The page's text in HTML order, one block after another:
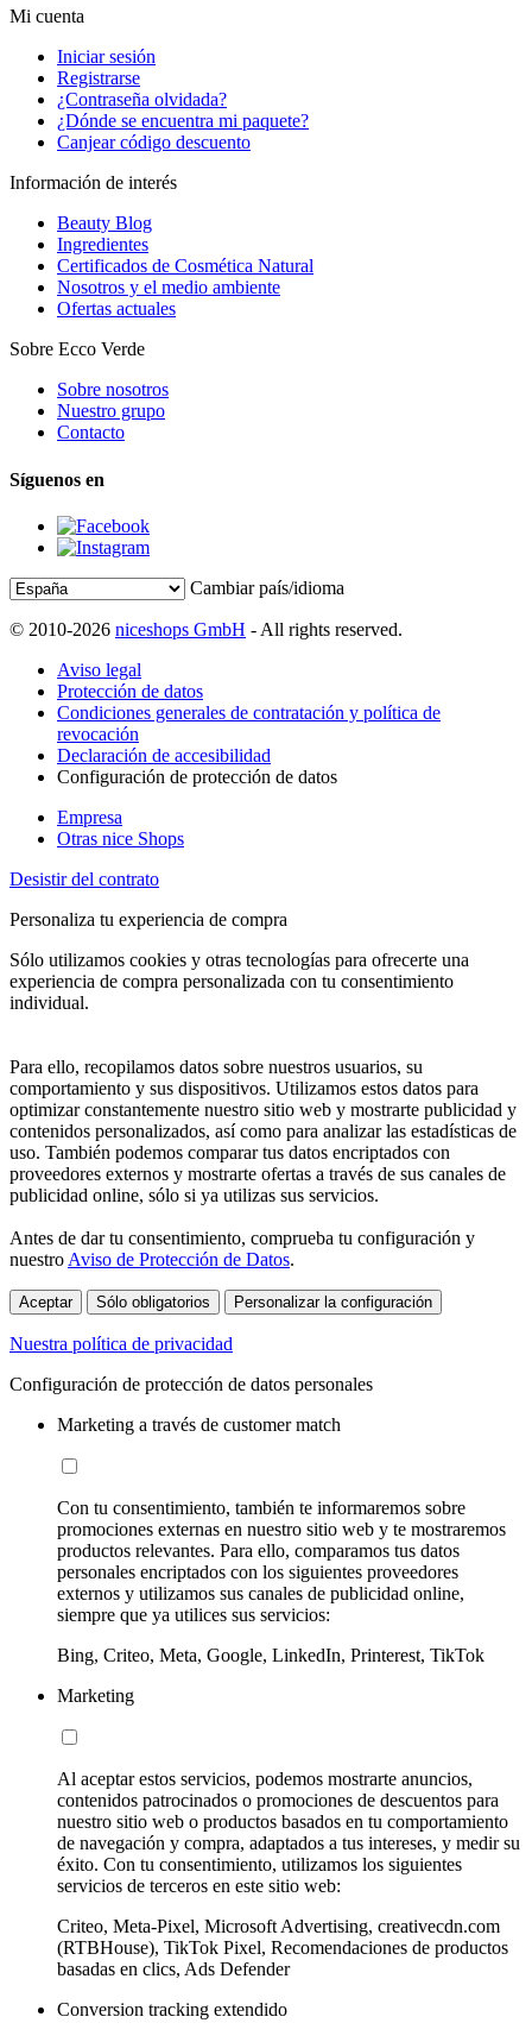
Mi cuenta
Iniciar sesión
Registrarse
¿Contraseña olvidada?
¿Dónde se encuentra mi paquete?
Canjear código descuento
Información de interés
Beauty Blog
Ingredientes
Certificados de Cosmética Natural
Nosotros y el medio ambiente
Ofertas actuales
Sobre Ecco Verde
Sobre nosotros
Nuestro grupo
Contacto
Síguenos en
Cambiar país/idioma
© 2010-2026 niceshops GmbH - All rights reserved.
Aviso legal
Protección de datos
Condiciones generales de contratación y política de
revocación
Declaración de accesibilidad
Configuración de protección de datos
Empresa
Otras nice Shops
Desistir del contrato
Personaliza tu experiencia de compra
Sólo utilizamos cookies y otras tecnologías para ofrecerte una
experiencia de compra personalizada con tu consentimiento
individual.
Para ello, recopilamos datos sobre nuestros usuarios, su
comportamiento y sus dispositivos. Utilizamos estos datos para
optimizar constantemente nuestro sitio web y mostrarte publicidad y
contenidos personalizados, así como para analizar las estadísticas de
uso. También podemos comparar tus datos encriptados con
proveedores externos y mostrarte ofertas a través de sus canales de
publicidad online, sólo si ya utilizas sus servicios.
Antes de dar tu consentimiento, comprueba tu configuración y
nuestro Aviso de Protección de Datos.
Aceptar Sólo obligatorios Personalizar la configuración
Nuestra política de privacidad
Configuración de protección de datos personales
Marketing a través de customer match
Con tu consentimiento, también te informaremos sobre
promociones externas en nuestro sitio web y te mostraremos
productos relevantes. Para ello, comparamos tus datos
personales encriptados con los siguientes proveedores
externos y utilizamos sus canales de publicidad online,
siempre que ya utilices sus servicios:
Bing, Criteo, Meta, Google, LinkedIn, Printerest, TikTok
Marketing
Al aceptar estos servicios, podemos mostrarte anuncios,
contenidos patrocinados o promociones de descuentos para
nuestro sitio web o productos basados en tu comportamiento
de navegación y compra, adaptados a tus intereses, y medir su
éxito. Con tu consentimiento, utilizamos los siguientes
servicios de terceros en este sitio web:
Criteo, Meta-Pixel, Microsoft Advertising, creativecdn.com
(RTBHouse), TikTok Pixel, Recomendaciones de productos
basadas en clics, Ads Defender
Conversion tracking extendido